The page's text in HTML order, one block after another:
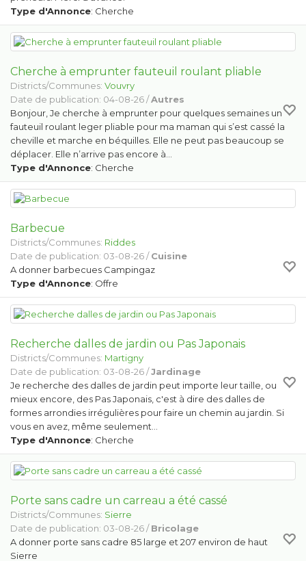
Type d'Annonce: Cherche
Cherche à emprunter fauteuil roulant pliable
Districts/Communes: Vouvry
Date de publication: 04-08-26 /Autres
Bonjour, Je cherche à emprunter pour quelques semaines un
fauteuil roulant leger pliable pour ma maman qui s’est cassé la
cheville et marche en béquilles. Elle ne peut pas beaucoup se
déplacer. Elle n’arrive pas encore à…
Type d'Annonce: Cherche
Barbecue
Districts/Communes: Riddes
Date de publication: 03-08-26 /Cuisine
A donner barbecues Campingaz
Type d'Annonce: Offre
Recherche dalles de jardin ou Pas Japonais
Districts/Communes: Martigny
Date de publication: 03-08-26 /Jardinage
Je recherche des dalles de jardin peut importe leur taille, ou
mieux encore, des Pas Japonais, c'est à dire des dalles de
formes arrondies irrégulières pour faire un chemin au jardin. Si
vous en avez, même seulement…
Type d'Annonce: Cherche
Porte sans cadre un carreau a été cassé
Districts/Communes: Sierre
Date de publication: 03-08-26 /Bricolage
A donner porte sans cadre 85 large et 207 environ de haut
Sierre